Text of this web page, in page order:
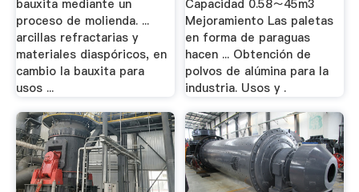
bauxita mediante un
proceso de molienda. ...
arcillas refractarias y
materiales diaspóricos, en
cambio la bauxita para
usos ...
Capacidad 0.58～45m3
Mejoramiento Las paletas
en forma de paraguas
hacen ... Obtención de
polvos de alúmina para la
industria. Usos y .